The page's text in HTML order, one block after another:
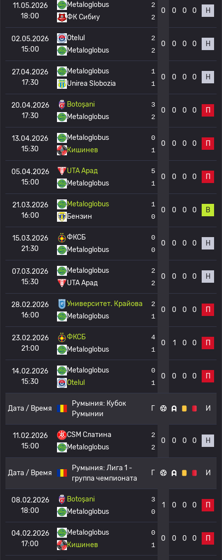
11.05.2026
18:00
Metaloglobus
ФК Сибиу
2
2
0 0 0 0 Н
02.05.2026
15:00
Otelul
Metaloglobus
2
2
0 0 0 0 Н
27.04.2026
17:30
Metaloglobus
Unirea Slobozia
1
1
0 0 0 0 Н
20.04.2026
17:30
Botoșani
Metaloglobus
3
2
0 0 0 0 П
13.04.2026
15:30
Metaloglobus
Кишинев
0
1
0 0 0 0 П
05.04.2026
15:00
UTA Арад
Metaloglobus
5
1
0 0 0 0 П
21.03.2026
16:00
Metaloglobus
Бензин
1
0
0 0 0 0 В
15.03.2026
21:30
ФКСБ
Metaloglobus
0
0
0 0 0 0 Н
07.03.2026
15:30
Metaloglobus
UTA Арад
2
2
0 0 0 0 Н
28.02.2026
16:00
Университет. Крайова
Metaloglobus
2
1
0 0 0 0 П
23.02.2026
21:00
ФКСБ
Metaloglobus
4
1
0 1 0 0 П
14.02.2026
15:30
Metaloglobus
Otelul
0
1
0 0 0 0 П
Дата / Время
Румыния: Кубок
Румынии
Г И
11.02.2026
15:00
CSM Слатина
Metaloglobus
2
2
0 0 0 0 Н
Дата / Время
Румыния: Лига 1 -
группа чемпионата
Г И
08.02.2026
18:00
Botoșani
Metaloglobus
3
0
1 0 0 0 П
04.02.2026
17:00
Metaloglobus
Кишинев
0
1
0 0 0 0 П